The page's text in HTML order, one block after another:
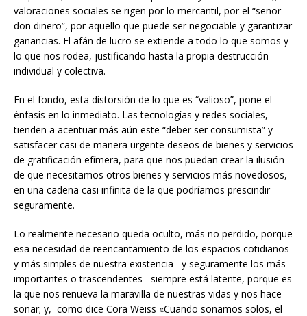
valoraciones sociales se rigen por lo mercantil, por el “señor
don dinero”, por aquello que puede ser negociable y garantizar
ganancias. El afán de lucro se extiende a todo lo que somos y
lo que nos rodea, justificando hasta la propia destrucción
individual y colectiva.
En el fondo, esta distorsión de lo que es “valioso”, pone el
énfasis en lo inmediato. Las tecnologías y redes sociales,
tienden a acentuar más aún este “deber ser consumista” y
satisfacer casi de manera urgente deseos de bienes y servicios
de gratificación efímera, para que nos puedan crear la ilusión
de que necesitamos otros bienes y servicios más novedosos,
en una cadena casi infinita de la que podríamos prescindir
seguramente.
Lo realmente necesario queda oculto, más no perdido, porque
esa necesidad de reencantamiento de los espacios cotidianos
y más simples de nuestra existencia –y seguramente los más
importantes o trascendentes– siempre está latente, porque es
la que nos renueva la maravilla de nuestras vidas y nos hace
soñar; y, como dice Cora Weiss «Cuando soñamos solos, el